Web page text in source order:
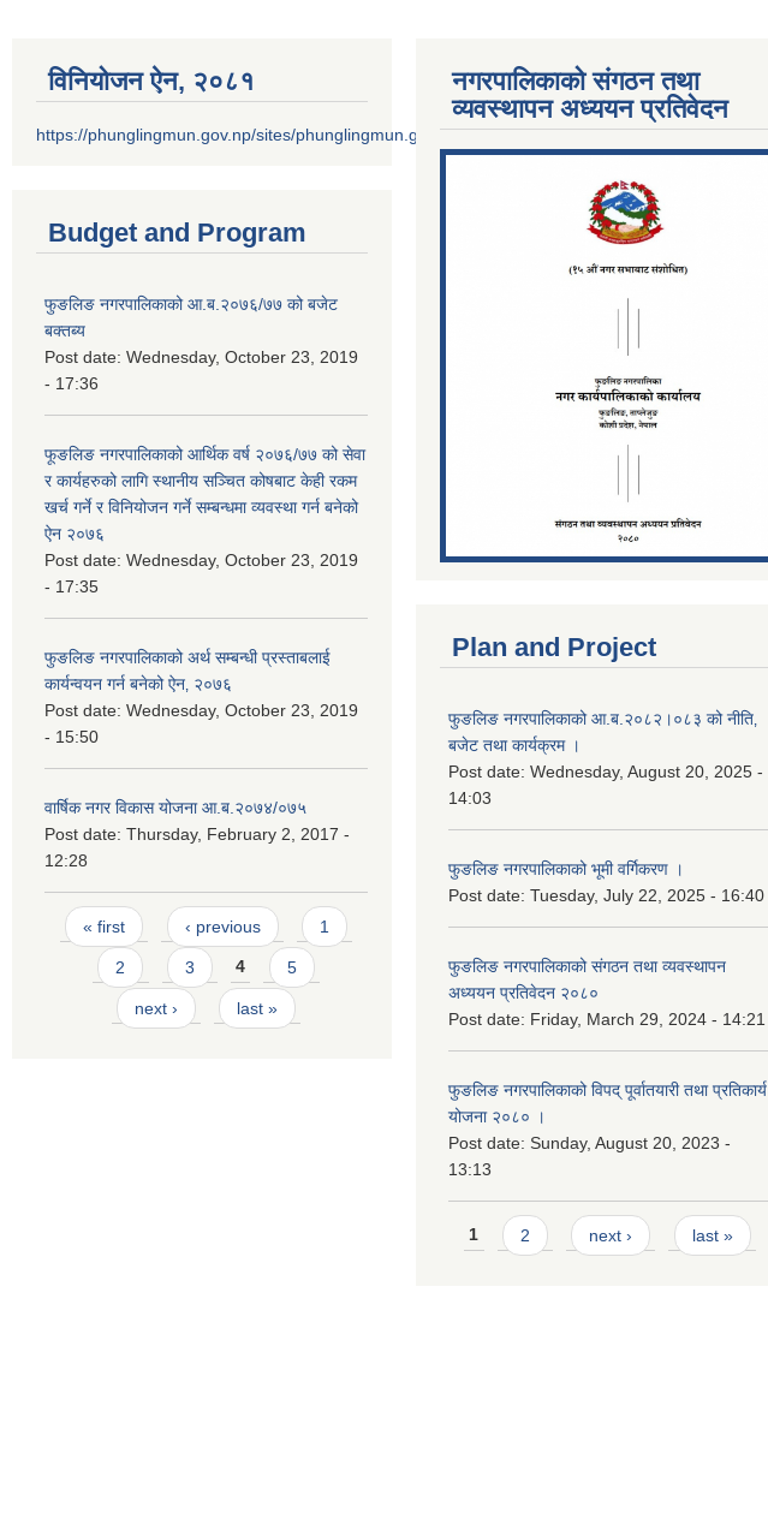
विनियोजन ऐन‚ २०८१
https://phunglingmun.gov.np/sites/phunglingmun.gov.np/files/documents/Al...
Budget and Program
फुङलिङ नगरपालिकाको आ.ब.२०७६/७७ को बजेट
बक्तब्य
Post date: Wednesday, October 23, 2019
- 17:36
फूङलिङ नगरपालिकाको आर्थिक वर्ष २०७६/७७ को सेवा
र कार्यहरुको लागि स्थानीय सञ्चित कोषबाट केही रकम
खर्च गर्ने र विनियोजन गर्ने सम्बन्धमा व्यवस्था गर्न बनेको
ऐन २०७६
Post date: Wednesday, October 23, 2019
- 17:35
फुङलिङ नगरपालिकाको अर्थ सम्बन्धी प्रस्ताबलाई
कार्यन्वयन गर्न बनेको ऐन‚ २०७६
Post date: Wednesday, October 23, 2019
- 15:50
वार्षिक नगर विकास योजना आ.ब.२०७४/०७५
Post date: Thursday, February 2, 2017 -
12:28
Pages
« first ‹ previous 1
2 3 4 5
next › last »
नगरपालिकाको संगठन तथा
व्यवस्थापन अध्ययन प्रतिवेदन
Plan and Project
फुङलिङ नगरपालिकाको आ.ब.२०८२।०८३ को नीति‚
बजेट तथा कार्यक्रम ।
Post date: Wednesday, August 20, 2025 -
14:03
फुङलिङ नगरपालिकाको भूमी वर्गिकरण ।
Post date: Tuesday, July 22, 2025 - 16:40
फुङलिङ नगरपालिकाको संगठन तथा व्यवस्थापन
अध्ययन प्रतिवेदन २०८०
Post date: Friday, March 29, 2024 - 14:21
फुङलिङ नगरपालिकाको विपद् पूर्वातयारी तथा प्रतिकार्य
योजना २०८० ।
Post date: Sunday, August 20, 2023 -
13:13
Pages
1 2 next › last »